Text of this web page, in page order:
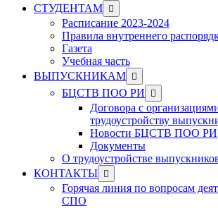
СТУДЕНТАМ Show
sub
menu
Расписание 2023-2024
Правила внутреннего
Газета
Учебная часть
ВЫПУСКНИКАМ Show
sub
menu
БЦСТВ ПОО РИ
Show
sub
menu
Договора с
трудоустройству
Новости БЦСТВ ПОО РИ
Документы
О трудоустройстве
КОНТАКТЫ Show
sub
menu
Горячая линия по вопросам
СПО